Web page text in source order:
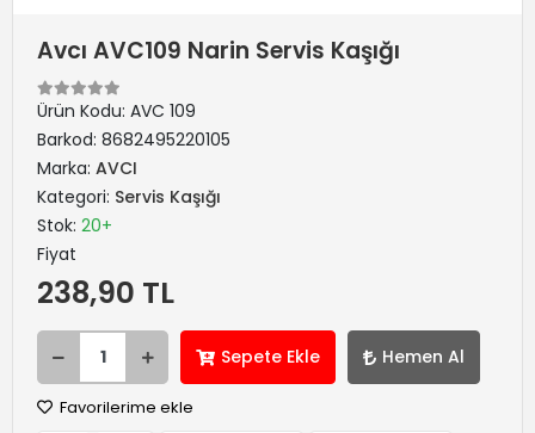
Avcı AVC109 Narin Servis Kaşığı
Ürün Kodu: AVC 109
Barkod: 8682495220105
Marka: AVCI
Kategori: Servis Kaşığı
Stok: 20+
Fiyat
238,90 TL
Sepete Ekle Hemen Al
Favorilerime ekle